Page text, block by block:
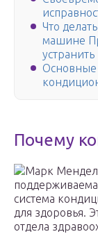
Что
машине
устранить
Почему
Марк
система
для здоровья.
отдела